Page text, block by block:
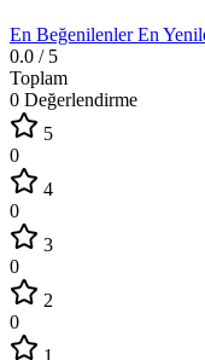
En BeğenilenlerEn
0.0 / 5
Toplam
0 Değerlendirme
5
0
4
0
3
0
2
0
1